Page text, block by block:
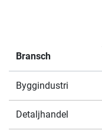
Bransch
Byggindustri
Detaljhandel